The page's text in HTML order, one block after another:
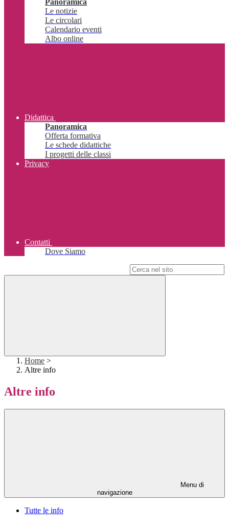
Panoramica
Le notizie
Le circolari
Calendario eventi
Albo online
Didattica
Panoramica
Offerta formativa
Le schede didattiche
I progetti delle classi
Privacy
Contatti
Dove Siamo
Home >
Altre info
Altre info
Menu di
navigazione
Tutte le info